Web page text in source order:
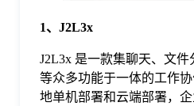
1、J2L3x
J2L3x 是一款集聊天、文
等众多功能于一体的工作
地单机部署和云端部署，